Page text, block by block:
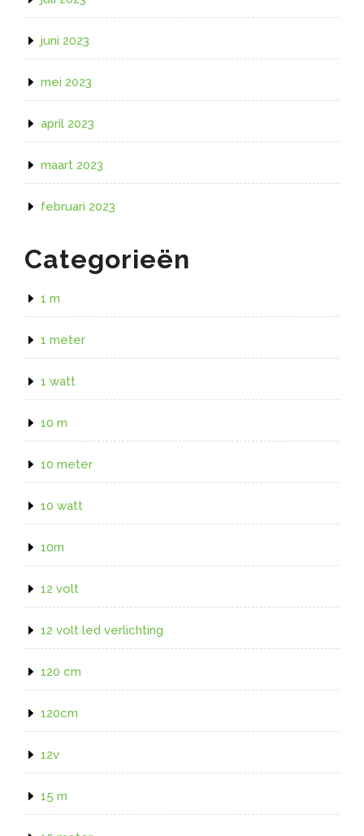
juni 2023
mei 2023
april 2023
maart 2023
februari 2023
Categorieën
1 m
1 meter
1 watt
10 m
10 meter
10 watt
10m
12 volt
12 volt led verlichting
120 cm
120cm
12v
15 m